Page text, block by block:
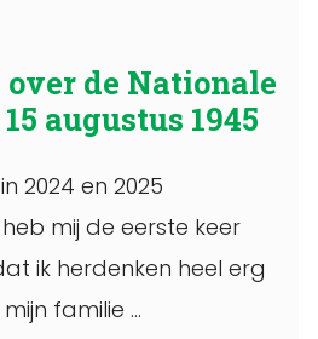
over de Nationale
augustus 1945
2024 en 2025
mij de eerste keer
ik herdenken heel erg
familie ...